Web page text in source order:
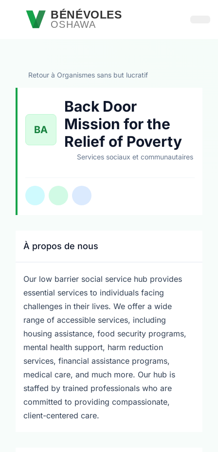
Passer au contenu principal
BÉNÉVOLES
OSHAWA
Retour à Organismes sans but lucratif
BA
Back Door
Mission for the
Relief of Poverty
Services sociaux et communautaires
À propos de nous
Our low barrier social service hub provides
essential services to individuals facing
challenges in their lives. We offer a wide
range of accessible services, including
housing assistance, food security programs,
mental health support, harm reduction
services, financial assistance programs,
medical care, and much more. Our hub is
staffed by trained professionals who are
committed to providing compassionate,
client-centered care.